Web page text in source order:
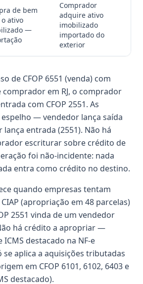
de bem
ativo
—
Comprador
adquire ativo
imobilizado
importado do
exterior
de CFOP 6551 (venda) com
comprador em RJ, o comprador
com CFOP 2551. As
— vendedor lança saída
entrada (2551). Não há
escriturar sobre crédito de
foi não-incidente: nada
entra como crédito no destino.
quando empresas tentam
(apropriação em 48 parcelas)
2551 vinda de um vendedor
há crédito a apropriar —
destacado na NF-e
se aplica a aquisições tributadas
em CFOP 6101, 6102, 6403 e
destacado).